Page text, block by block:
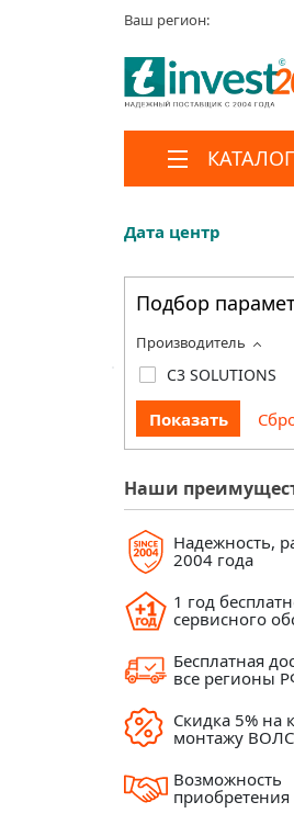
Ваш регион:
КАТАЛОГ
Дата центр
Подбор
Производитель
C3 SOLUTIONS
Наши
Надежность,
2004 года
1 год
сервисного
Бесплатная
все регионы
Скидка 5% на
монтажу ВОЛС
Возможность